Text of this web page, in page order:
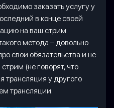
заказать услугу у
в конце своей
на ваш стрим.
метода – довольно
свои обязательства и не
(не говорят, что
трансляция у другого
трансляции.